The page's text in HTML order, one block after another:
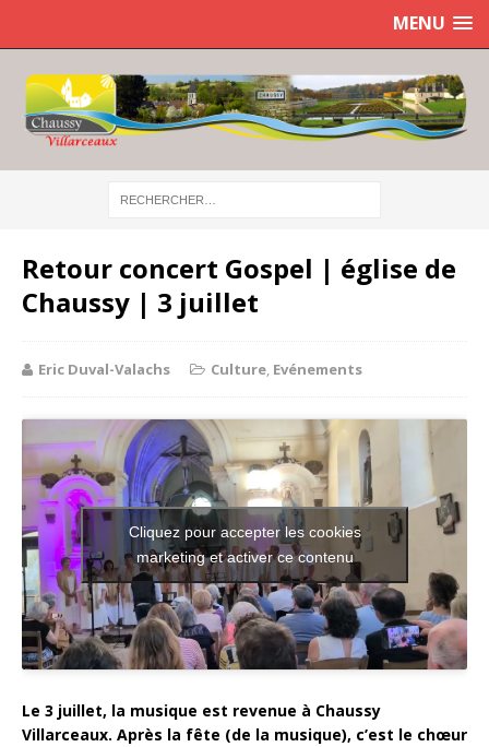
MENU
Retour concert Gospel | église de
Chaussy | 3 juillet
Eric Duval-Valachs Culture, Evénements
Cliquez pour accepter les cookies
marketing et activer ce contenu
Le 3 juillet, la musique est revenue à Chaussy
Villarceaux. Après la fête (de la musique), c’est le chœur